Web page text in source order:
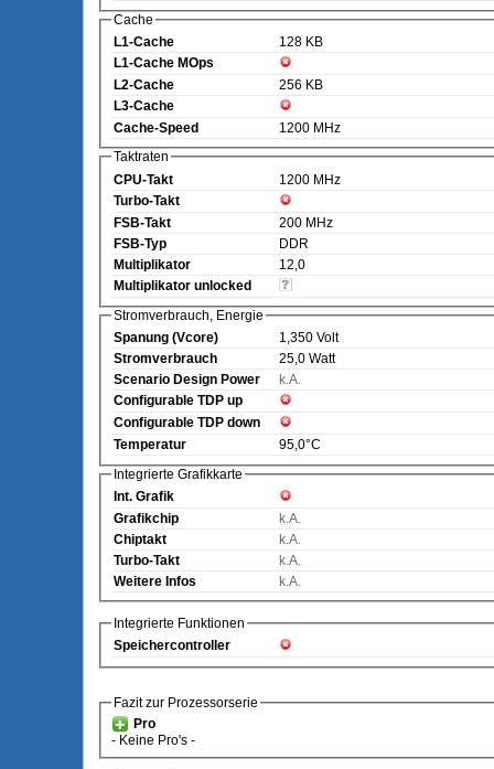
Cache
L1-Cache
128 KB
L1-Cache MOps
L2-Cache
256 KB
L3-Cache
Cache-Speed
1200 MHz
Taktraten
CPU-Takt
1200 MHz
Turbo-Takt
FSB-Takt
200 MHz
FSB-Typ
DDR
Multiplikator
12,0
Multiplikator unlocked
Stromverbrauch, Energie
Spanung (Vcore)
1,350 Volt
Stromverbrauch
25,0 Watt
Scenario Design Power
k.A.
Configurable TDP up
Configurable TDP down
Temperatur
95,0°C
Integrierte Grafikkarte
Int. Grafik
Grafikchip
k.A.
Chiptakt
k.A.
Turbo-Takt
k.A.
Weitere Infos
k.A.
Integrierte Funktionen
Speichercontroller
Fazit zur Prozessorserie
Pro
- Keine Pro's -